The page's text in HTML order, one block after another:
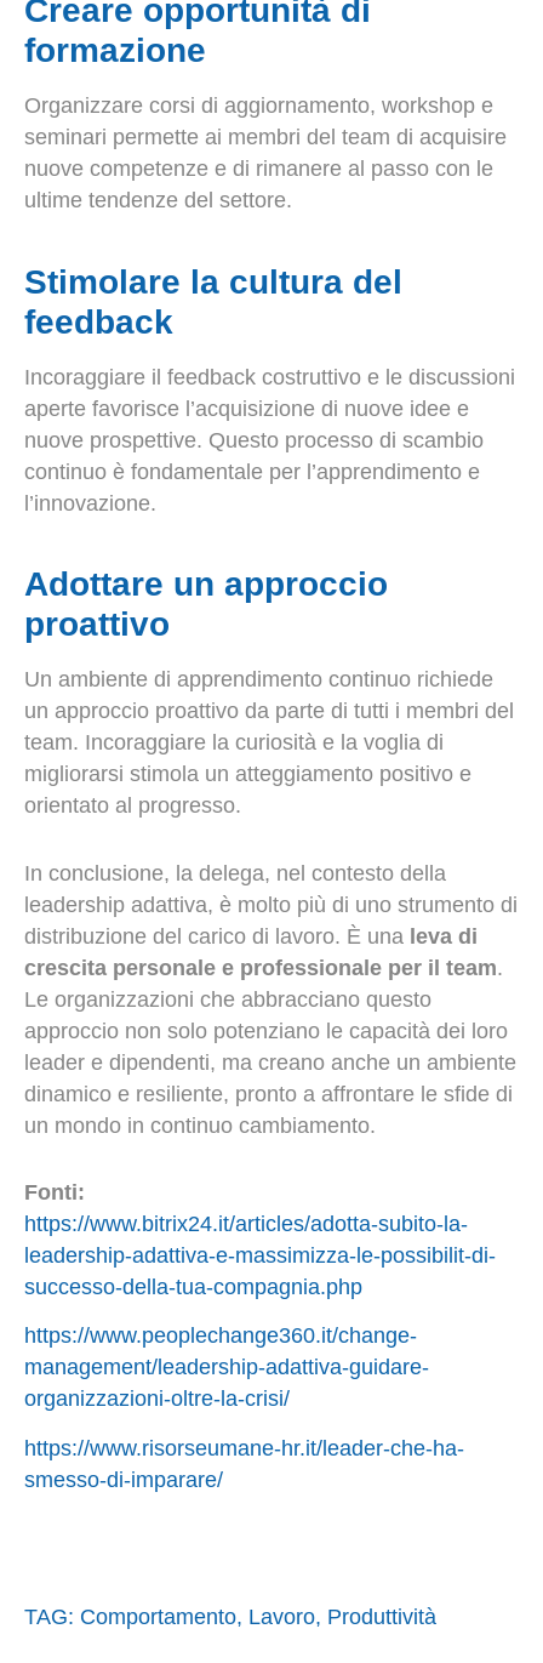
Creare opportunità di
formazione
Organizzare corsi di aggiornamento, workshop e
seminari permette ai membri del team di acquisire
nuove competenze e di rimanere al passo con le
ultime tendenze del settore.
Stimolare la cultura del
feedback
Incoraggiare il feedback costruttivo e le discussioni
aperte favorisce l’acquisizione di nuove idee e
nuove prospettive. Questo processo di scambio
continuo è fondamentale per l’apprendimento e
l’innovazione.
Adottare un approccio
proattivo
Un ambiente di apprendimento continuo richiede
un approccio proattivo da parte di tutti i membri del
team. Incoraggiare la curiosità e la voglia di
migliorarsi stimola un atteggiamento positivo e
orientato al progresso.
In conclusione, la delega, nel contesto della
leadership adattiva, è molto più di uno strumento di
distribuzione del carico di lavoro. È una leva di
crescita personale e professionale per il team.
Le organizzazioni che abbracciano questo
approccio non solo potenziano le capacità dei loro
leader e dipendenti, ma creano anche un ambiente
dinamico e resiliente, pronto a affrontare le sfide di
un mondo in continuo cambiamento.
Fonti:
https://www.bitrix24.it/articles/adotta-subito-la-
leadership-adattiva-e-massimizza-le-possibilit-di-
successo-della-tua-compagnia.php
https://www.peoplechange360.it/change-
management/leadership-adattiva-guidare-
organizzazioni-oltre-la-crisi/
https://www.risorseumane-hr.it/leader-che-ha-
smesso-di-imparare/
TAG: Comportamento, Lavoro, Produttività